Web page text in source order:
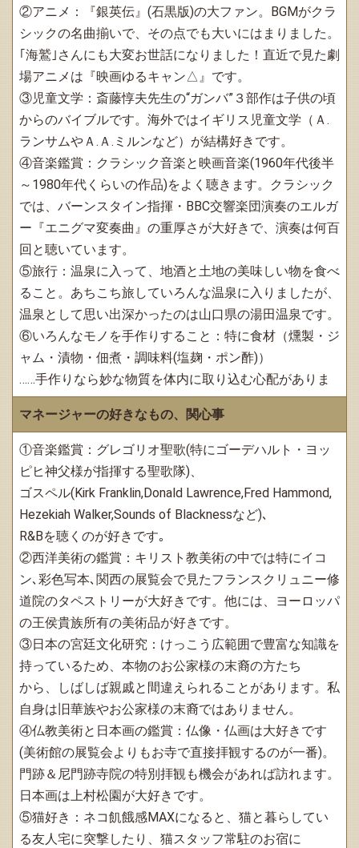
②アニメ：『銀英伝』(石黒版)の大ファン。BGMがクラ
シックの名曲揃いで、その点でも大いにはまりました。
｢海鷲｣さんにも大変お世話になりました！直近で見た劇
場アニメは『映画ゆるキャン△』です。
③児童文学：斎藤惇夫先生の“ガンバ”３部作は子供の頃
からのバイブルです。海外ではイギリス児童文学（Ａ.
ランサムやＡ.Ａ.ミルンなど）が結構好きです。
④音楽鑑賞：クラシック音楽と映画音楽(1960年代後半
～1980年代くらいの作品)をよく聴きます。クラシック
では、バーンスタイン指揮・BBC交響楽団演奏のエルガ
ー『エニグマ変奏曲』の重厚さが大好きで、演奏は何百
回と聴いています。
⑤旅行：温泉に入って、地酒と土地の美味しい物を食べ
ること。あちこち旅していろんな温泉に入りましたが、
温泉として思い出深かったのは山口県の湯田温泉です。
⑥いろんなモノを手作りすること：特に食材（燻製・ジ
ャム・漬物・佃煮・調味料(塩麹・ポン酢)）
……手作りなら妙な物質を体内に取り込む心配がありま
マネージャーの好きなもの、関心事
①音楽鑑賞：グレゴリオ聖歌(特にゴーデハルト・ヨッ
ピヒ神父様が指揮する聖歌隊)、
ゴスペル(Kirk Franklin,Donald Lawrence,Fred Hammond,
Hezekiah Walker,Sounds of Blacknessなど)､
R&Bを聴くのが好きです｡
②西洋美術の鑑賞：キリスト教美術の中では特にイコ
ン､彩色写本､関西の展覧会で見たフランスクリュニー修
道院のタペストリーが大好きです。他には、ヨーロッパ
の王侯貴族所有の美術品が好きです。
③日本の宮廷文化研究：けっこう広範囲で豊富な知識を
持っているため、本物のお公家様の末裔の方たち
から、しばしば親戚と間違えられることがあります。私
自身は旧華族やお公家様の末裔ではありません。
④仏教美術と日本画の鑑賞：仏像・仏画は大好きです
(美術館の展覧会よりもお寺で直接拝観するのが一番)。
門跡＆尼門跡寺院の特別拝観も機会があれば訪れます。
日本画は上村松園が大好きです。
⑤猫好き：ネコ飢餓感MAXになると、猫と暮らしてい
る友人宅に突撃したり、猫スタッフ常駐のお宿に